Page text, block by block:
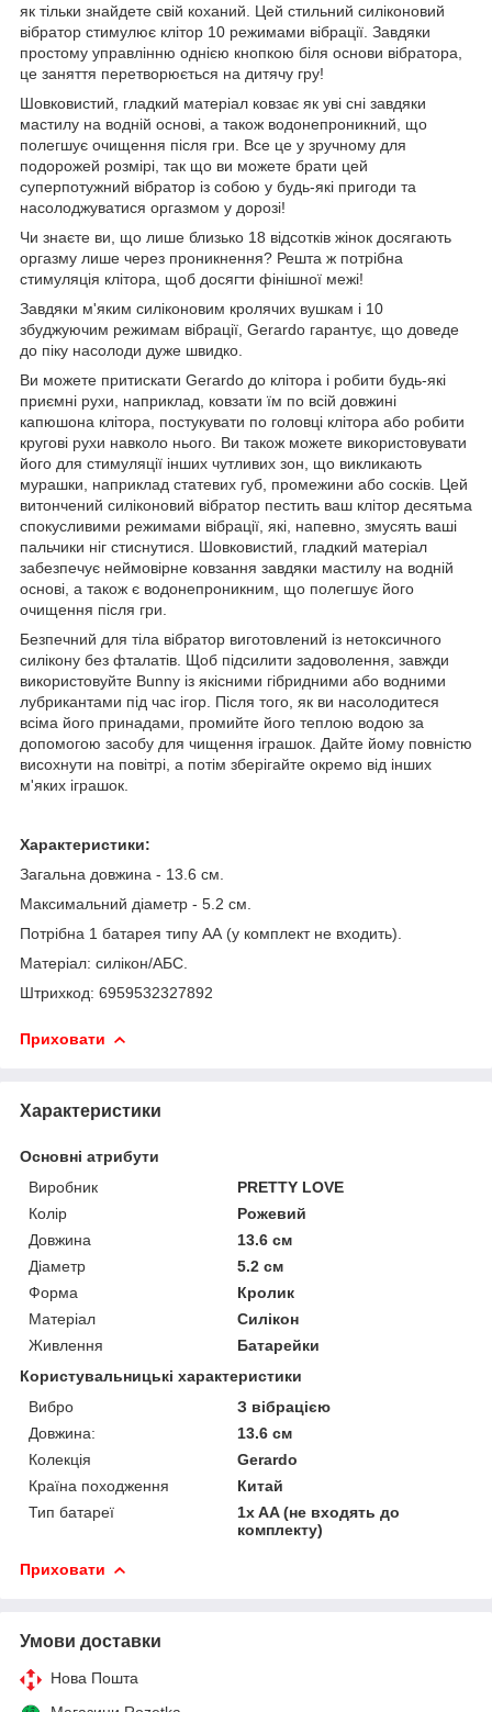
як тільки знайдете свій коханий. Цей стильний силіконовий
вібратор стимулює клітор 10 режимами вібрації. Завдяки
простому управлінню однією кнопкою біля основи вібратора,
це заняття перетворюється на дитячу гру!
Шовковистий, гладкий матеріал ковзає як уві сні завдяки
мастилу на водній основі, а також водонепроникний, що
полегшує очищення після гри. Все це у зручному для
подорожей розмірі, так що ви можете брати цей
суперпотужний вібратор із собою у будь-які пригоди та
насолоджуватися оргазмом у дорозі!
Чи знаєте ви, що лише близько 18 відсотків жінок досягають
оргазму лише через проникнення? Решта ж потрібна
стимуляція клітора, щоб досягти фінішної межі!
Завдяки м'яким силіконовим кролячих вушкам і 10
збуджуючим режимам вібрації, Gerardo гарантує, що доведе
до піку насолоди дуже швидко.
Ви можете притискати Gerardo до клітора і робити будь-які
приємні рухи, наприклад, ковзати їм по всій довжині
капюшона клітора, постукувати по головці клітора або робити
кругові рухи навколо нього. Ви також можете використовувати
його для стимуляції інших чутливих зон, що викликають
мурашки, наприклад статевих губ, промежини або сосків. Цей
витончений силіконовий вібратор пестить ваш клітор десятьма
спокусливими режимами вібрації, які, напевно, змусять ваші
пальчики ніг стиснутися. Шовковистий, гладкий матеріал
забезпечує неймовірне ковзання завдяки мастилу на водній
основі, а також є водонепроникним, що полегшує його
очищення після гри.
Безпечний для тіла вібратор виготовлений із нетоксичного
силікону без фталатів. Щоб підсилити задоволення, завжди
використовуйте Bunny із якісними гібридними або водними
лубрикантами під час ігор. Після того, як ви насолодитеся
всіма його принадами, промийте його теплою водою за
допомогою засобу для чищення іграшок. Дайте йому повністю
висохнути на повітрі, а потім зберігайте окремо від інших
м'яких іграшок.
Характеристики:
Загальна довжина - 13.6 см.
Максимальний діаметр - 5.2 см.
Потрібна 1 батарея типу АА (у комплект не входить).
Матеріал: силікон/АБС.
Штрихкод: 6959532327892
Приховати
Характеристики
Основні атрибути
Виробник
PRETTY LOVE
Колір
Рожевий
Довжина
13.6 см
Діаметр
5.2 см
Форма
Кролик
Матеріал
Силікон
Живлення
Батарейки
Користувальницькі характеристики
Вибро
З вібрацією
Довжина:
13.6 см
Колекція
Gerardo
Країна походження
Китай
Тип батареї
1x AA (не входять до
комплекту)
Приховати
Умови доставки
Нова Пошта